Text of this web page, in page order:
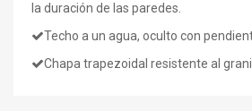
la duración de las paredes.
Techo a un agua, oculto con
Chapa trapezoidal resistente al